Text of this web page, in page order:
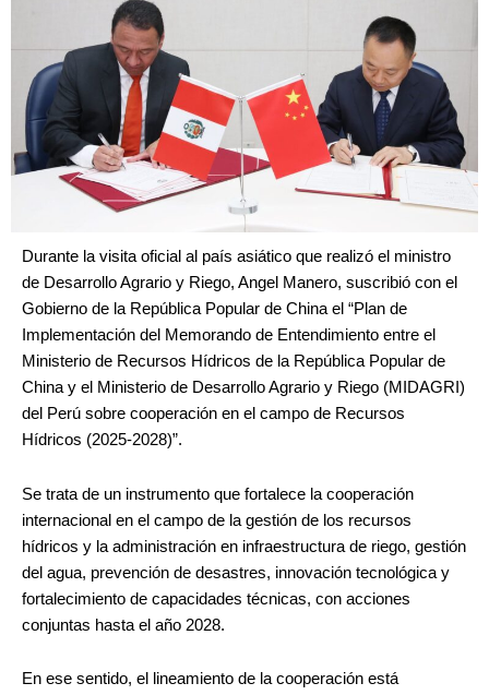
Durante la visita oficial al país asiático que realizó el ministro
de Desarrollo Agrario y Riego, Angel Manero, suscribió con el
Gobierno de la República Popular de China el “Plan de
Implementación del Memorando de Entendimiento entre el
Ministerio de Recursos Hídricos de la República Popular de
China y el Ministerio de Desarrollo Agrario y Riego (MIDAGRI)
del Perú sobre cooperación en el campo de Recursos
Hídricos (2025-2028)”.
Se trata de un instrumento que fortalece la cooperación
internacional en el campo de la gestión de los recursos
hídricos y la administración en infraestructura de riego, gestión
del agua, prevención de desastres, innovación tecnológica y
fortalecimiento de capacidades técnicas, con acciones
conjuntas hasta el año 2028.
En ese sentido, el lineamiento de la cooperación está